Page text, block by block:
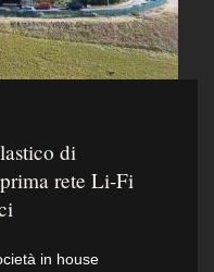
di
rete Li-Fi
in house